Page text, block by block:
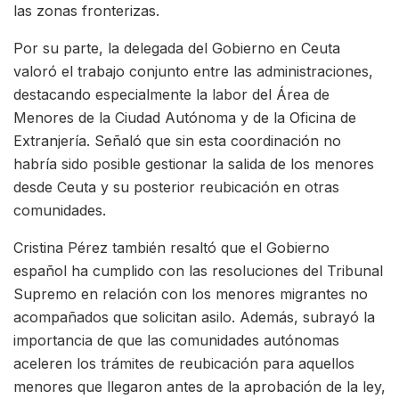
las zonas fronterizas.
Por su parte, la delegada del Gobierno en Ceuta
valoró el trabajo conjunto entre las administraciones,
destacando especialmente la labor del Área de
Menores de la Ciudad Autónoma y de la Oficina de
Extranjería. Señaló que sin esta coordinación no
habría sido posible gestionar la salida de los menores
desde Ceuta y su posterior reubicación en otras
comunidades.
Cristina Pérez también resaltó que el Gobierno
español ha cumplido con las resoluciones del Tribunal
Supremo en relación con los menores migrantes no
acompañados que solicitan asilo. Además, subrayó la
importancia de que las comunidades autónomas
aceleren los trámites de reubicación para aquellos
menores que llegaron antes de la aprobación de la ley,